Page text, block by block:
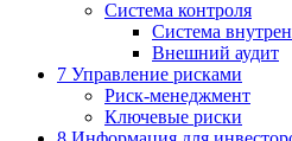
Система контроля
Система
Внешний аудит
7 Управление рисками
Риск-менеджмент
Ключевые риски